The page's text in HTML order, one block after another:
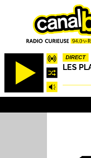
DIRECT
LES